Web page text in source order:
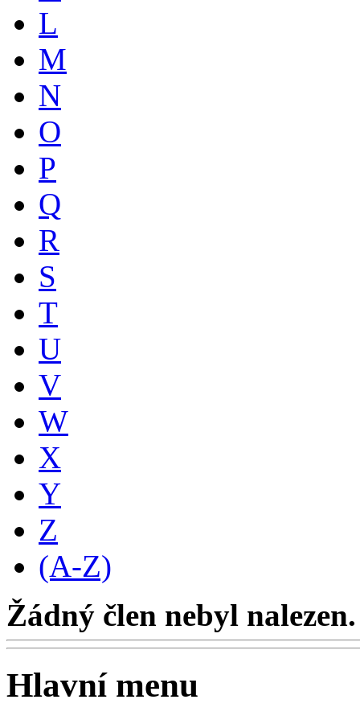
L
M
N
O
P
Q
R
S
T
U
V
W
X
Y
Z
(A-Z)
Žádný člen nebyl nalezen.
Hlavní menu